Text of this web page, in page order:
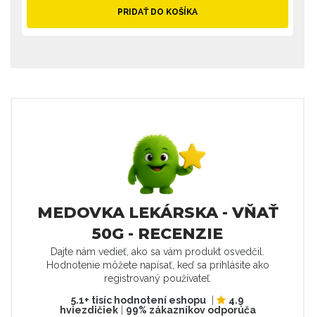
PRIDAŤ DO KOŠÍKA
MEDOVKA LEKÁRSKA - VŇAŤ
50G - RECENZIE
Dajte nám vedieť, ako sa vám produkt osvedčil.
Hodnotenie môžete napísať, keď sa prihlásite ako
registrovaný používateľ.
5.1+ tisíc hodnotení eshopu
4.9
hviezdičiek| 99% zákazníkov odporúča